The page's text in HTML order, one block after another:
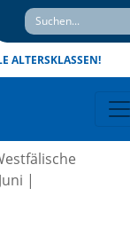
ALTERSKLASSEN!
|